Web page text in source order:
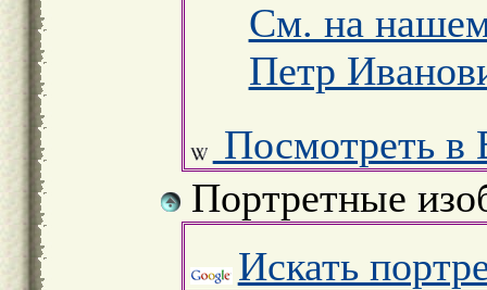
См. на нашем
Петр
Посмотреть в
Портретные
Искать